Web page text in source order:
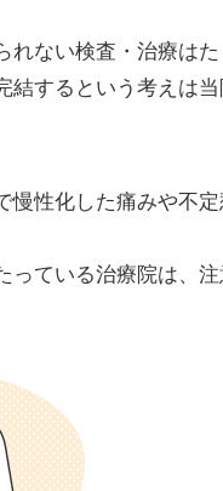
れない検査・治療は
結するという考えは当
慢性化した痛みや不
っている治療院は、注